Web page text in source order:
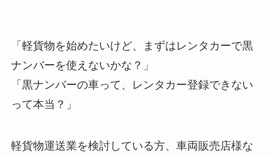
「軽貨物を始めたいけど、まずはレンタカーで黒
ナンバーを使えないかな？」
「黒ナンバーの車って、レンタカー登録できない
って本当？」
軽貨物運送業を検討している方、車両販売店様な